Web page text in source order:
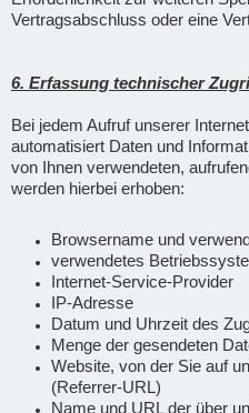
Vertragsabschluss oder eine
6. Erfassung technischer
Bei jedem Aufruf unserer
automatisiert Daten und
von Ihnen verwendeten,
werden hierbei erhoben:
Browsername und
verwendetes
Internet-Service-Provider
IP-Adresse
Datum und Uhrzeit des
Menge der gesendeten
Website, von der Sie auf
(Referrer-URL)
Name und URL der über